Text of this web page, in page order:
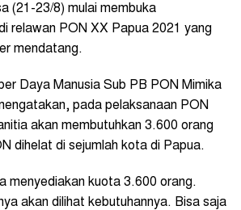
(21-23/8) mulai membuka
relawan PON XX Papua 2021 yang
mendatang.
Daya Manusia Sub PB PON Mimika
pada pelaksanaan PON
akan membutuhkan 3.600 orang
dihelat di sejumlah kota di Papua.
menyediakan kuota 3.600 orang.
akan dilihat kebutuhannya. Bisa saja